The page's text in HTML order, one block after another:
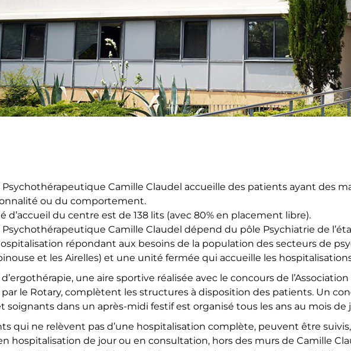
Psychothérapeutique Camille Claudel accueille des patients ayant des
ou du comportement.
d’accueil du centre est de 138 lits (avec 80% en placement libre).
Psychothérapeutique Camille Claudel dépend du pôle Psychiatrie de
répondant aux besoins de la population des secteurs de
et les Airelles) et une unité fermée qui accueille les
une aire sportive réalisée avec le concours de
le Rotary, complètent les structures à disposition des patients. Un
soignants dans un après-midi festif est organisé tous les ans au mois de
qui ne relèvent pas d’une hospitalisation complète, peuvent être
hospitalisation de jour ou en consultation, hors des murs de Camille